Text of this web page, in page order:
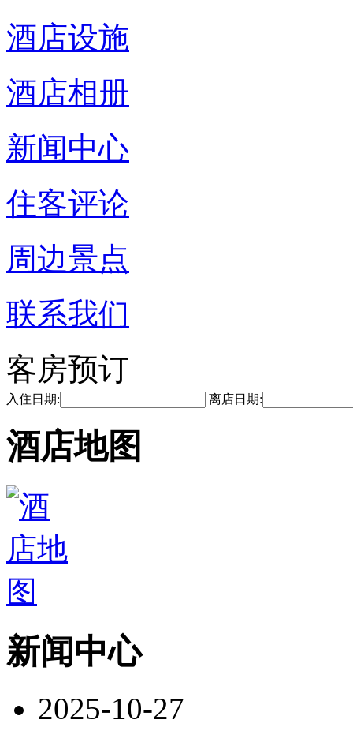
酒店设施
酒店相册
新闻中心
住客评论
周边景点
联系我们
客房预订
入住日期: 离店日期:
酒店地图
新闻中心
2025-10-27